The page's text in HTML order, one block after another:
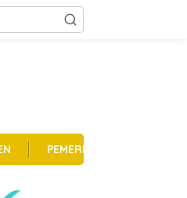
PEMERINTAHAN